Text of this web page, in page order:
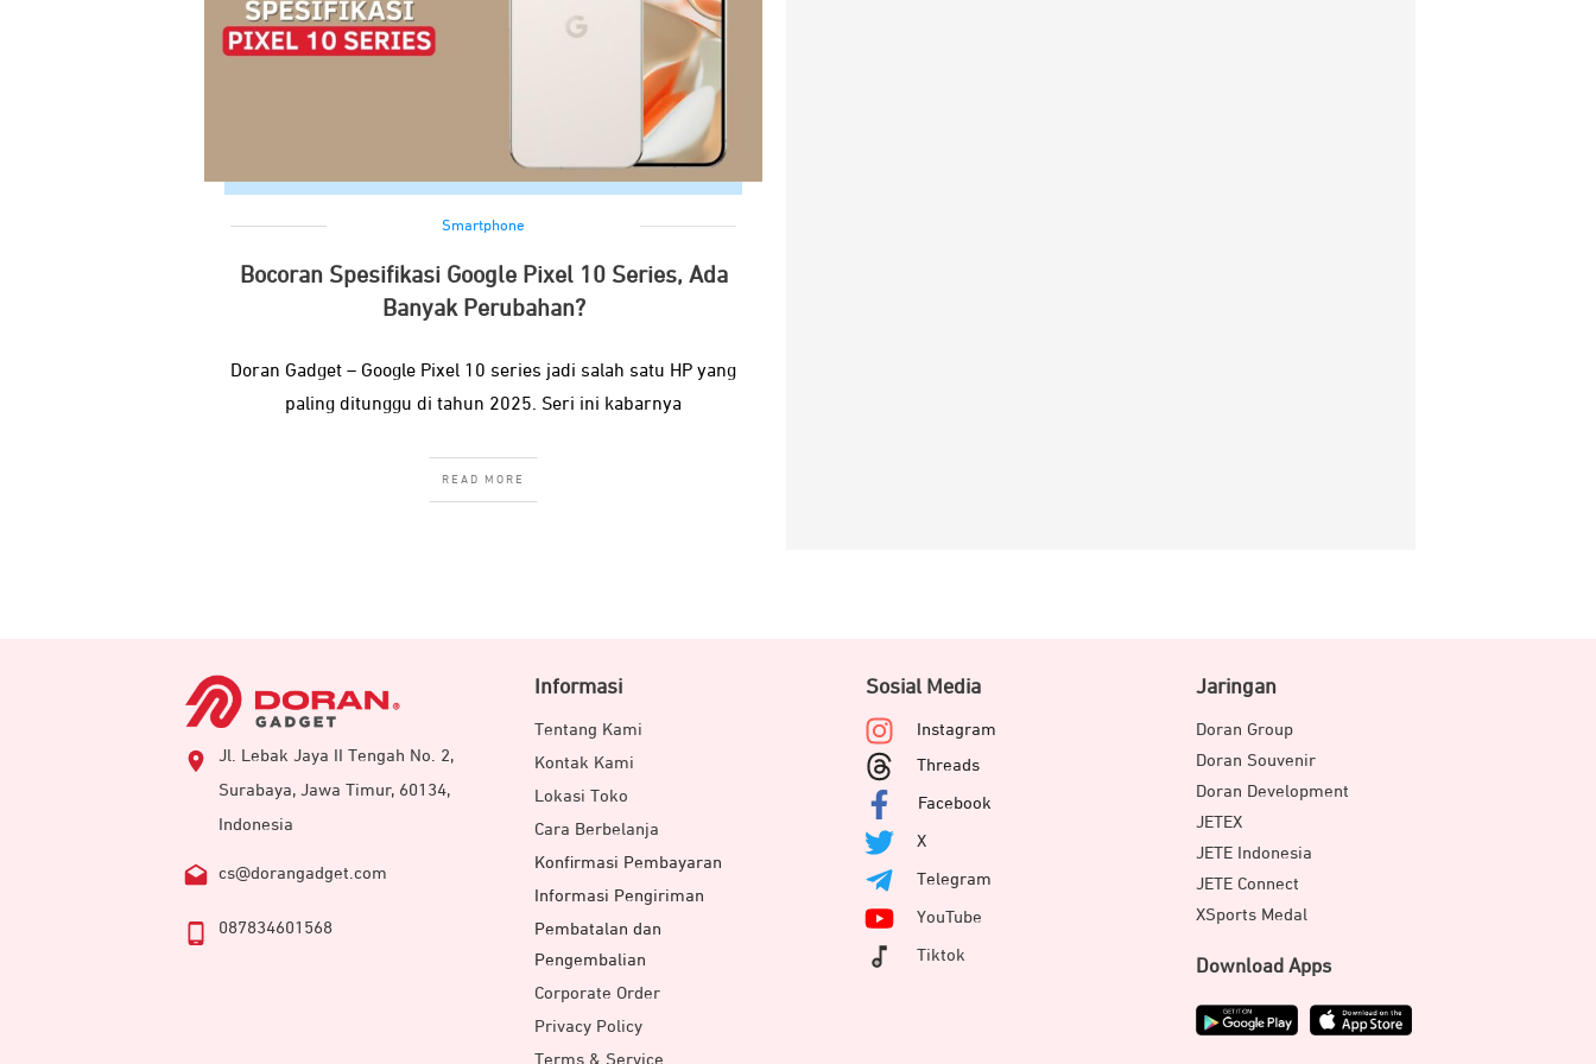
Smartphone
Bocoran Spesifikasi Google Pixel 10 Series, Ada
Banyak Perubahan?
Doran Gadget – Google Pixel 10 series jadi salah satu HP yang
paling ditunggu di tahun 2025. Seri ini kabarnya
READ MORE
Jl. Lebak Jaya II Tengah No. 2,
Surabaya, Jawa Timur, 60134,
Indonesia
cs@dorangadget.com
087834601568
Informasi
Tentang Kami
Kontak Kami
Lokasi Toko
Cara Berbelanja
Konfirmasi Pembayaran
Informasi Pengiriman
Pembatalan dan
Pengembalian
Corporate Order
Privacy Policy
Terms & Service
Sosial Media
Instagram
Threads
Facebook
X
Telegram
YouTube
Tiktok
Jaringan
Doran Group
Doran Souvenir
Doran Development
JETEX
JETE Indonesia
JETE Connect
XSports Medal
Download Apps